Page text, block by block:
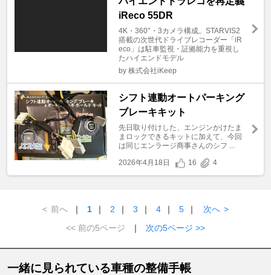
iReco 55DR
4K・360°・3カメラ構成。STARVIS2
搭載の次世代ドライブレコーダー「iR
eco」は駐車監視・証拠能力を重視し
たハイエンドモデル
by 株式会社iKeep
シフト連動オートパーキング
ブレーキキット
先日取り付けした、エンジンかけたま
まロックできるキットに加えて、今回
は同じエンラージ商事さんのシフ ...
2026年4月18日
16 4
< 前へ ｜ 1 ｜ 2 ｜ 3 ｜ 4 ｜ 5 ｜ 次へ >
<< 前の5ページ
｜ 次の5ページ >>
一緒に見られている車種の整備手帳